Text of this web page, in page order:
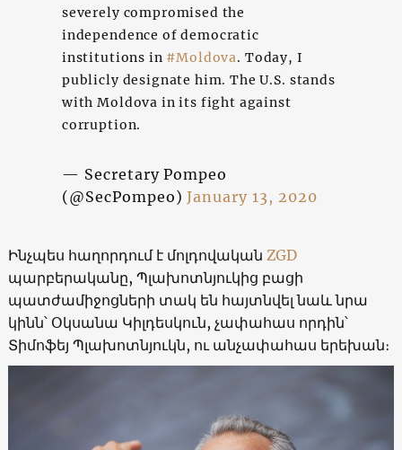
severely compromised the
independence of democratic
institutions in #Moldova. Today, I
publicly designate him. The U.S. stands
with Moldova in its fight against
corruption.
— Secretary Pompeo
(@SecPompeo)January 13, 2020
Ինչպես հաղորդում է մոլդովական ZGD
պարբերականը, Պլախոտնյուկից բացի
պատժամիջոցների տակ են հայտնվել նաև նրա
կինն՝ Օկսանա Կիլդեսկուն, չափահաս որդին՝
Տիմոֆեյ Պլախոտնյուկն, ու անչափահաս երեխան։